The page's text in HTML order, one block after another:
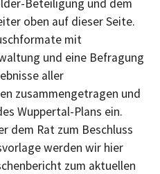
Beteiligung und dem
oben auf dieser Seite.
mit
und eine Befragung
aller
zusammengetragen und
Wuppertal-Plans ein.
dem Rat zum Beschluss
werden wir hier
zum aktuellen